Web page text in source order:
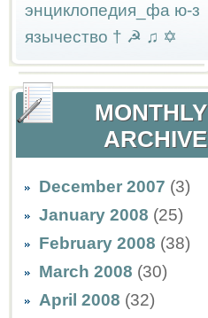
энциклопедия_фа ю-з
язычество † ☭ ♫ ✡
MONTHLY
ARCHIVE
December 2007 (3)
January 2008 (25)
February 2008 (38)
March 2008 (30)
April 2008 (32)